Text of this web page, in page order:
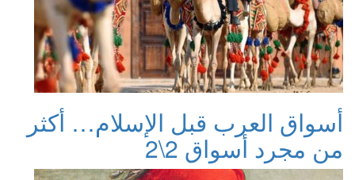
أسواق العرب قبل الإسلام… أكثر
من مجرد أسواق 2\2